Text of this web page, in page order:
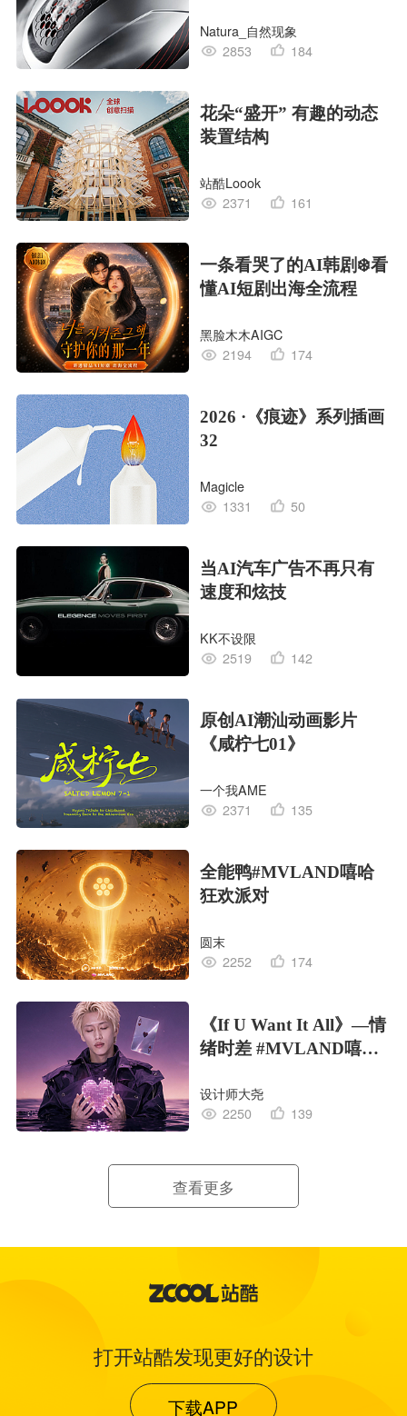
Natura_自然现象
2853
184
花朵“盛开” 有趣的动态
装置结构
站酷Loook
2371
161
一条看哭了的AI韩剧❄️看
懂AI短剧出海全流程
黑脸木木AIGC
2194
174
2026 ·《痕迹》系列插画
32
Magicle
1331
50
当AI汽车广告不再只有
速度和炫技
KK不设限
2519
142
原创AI潮汕动画影片
《咸柠七01》
一个我AME
2371
135
全能鸭#MVLAND嘻哈
狂欢派对
圆末
2252
174
《If U Want It All》—情
绪时差 #MVLAND嘻哈
设计师大尧
2250
139
查看更多
打开站酷发现更好的设计
下载APP